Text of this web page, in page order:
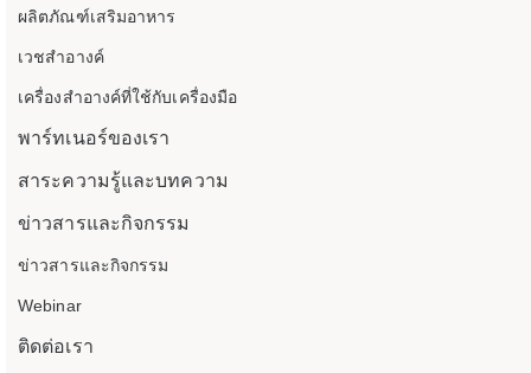
ผลิตภัณฑ์เสริมอาหาร
เวชสำอางค์
เครื่องสำอางค์ที่ใช้กับเครื่องมือ
พาร์ทเนอร์ของเรา
สาระความรู้และบทความ
ข่าวสารและกิจกรรม
ข่าวสารและกิจกรรม
Webinar
ติดต่อเรา